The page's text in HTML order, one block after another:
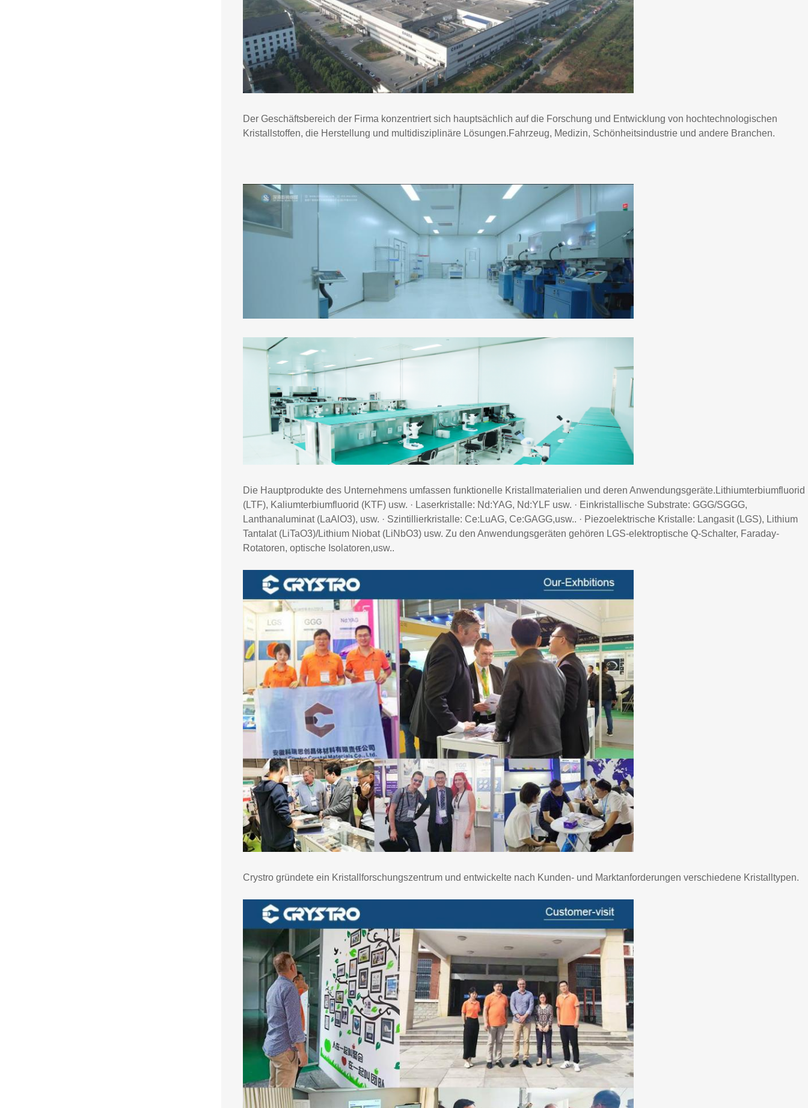
Der Geschäftsbereich der Firma konzentriert sich hauptsächlich auf die Forschung und Entwicklung von hochtechnologischen
Kristallstoffen, die Herstellung und multidisziplinäre Lösungen.Fahrzeug, Medizin, Schönheitsindustrie und andere Branchen.
Die Hauptprodukte des Unternehmens umfassen funktionelle Kristallmaterialien und deren Anwendungsgeräte.Lithiumterbiumfluorid
(LTF), Kaliumterbiumfluorid (KTF) usw. · Laserkristalle: Nd:YAG, Nd:YLF usw. · Einkristallische Substrate: GGG/SGGG,
Lanthanaluminat (LaAlO3), usw. · Szintillierkristalle: Ce:LuAG, Ce:GAGG,usw.. · Piezoelektrische Kristalle: Langasit (LGS), Lithium
Tantalat (LiTaO3)/Lithium Niobat (LiNbO3) usw. Zu den Anwendungsgeräten gehören LGS-elektroptische Q-Schalter, Faraday-
Rotatoren, optische Isolatoren,usw..
Crystro gründete ein Kristallforschungszentrum und entwickelte nach Kunden- und Marktanforderungen verschiedene Kristalltypen.